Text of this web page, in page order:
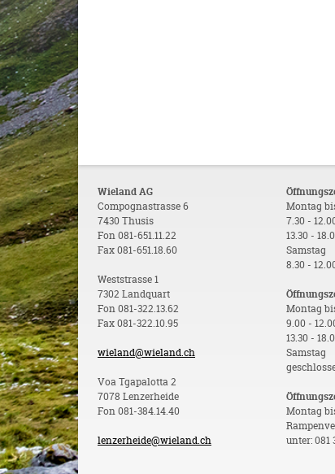
Wieland AG
Compognastrasse 6
7430 Thusis
Fon 081-651.11.22
Fax 081-651.18.60
Weststrasse 1
7302 Landquart
Fon 081-322.13.62
Fax 081-322.10.95
wieland@wieland.ch
Voa Tgapalotta 2
7078 Lenzerheide
Fon 081-384.14.40
lenzerheide@wieland.ch
Montag
7.30 -
13.30 -
Samstag
8.30 -
Montag
9.00 -
13.30 -
Samstag
Montag
unter: 081